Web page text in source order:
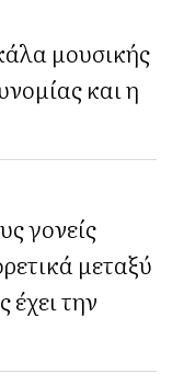
μουσικής
και η
γονείς
μεταξύ
έχει την